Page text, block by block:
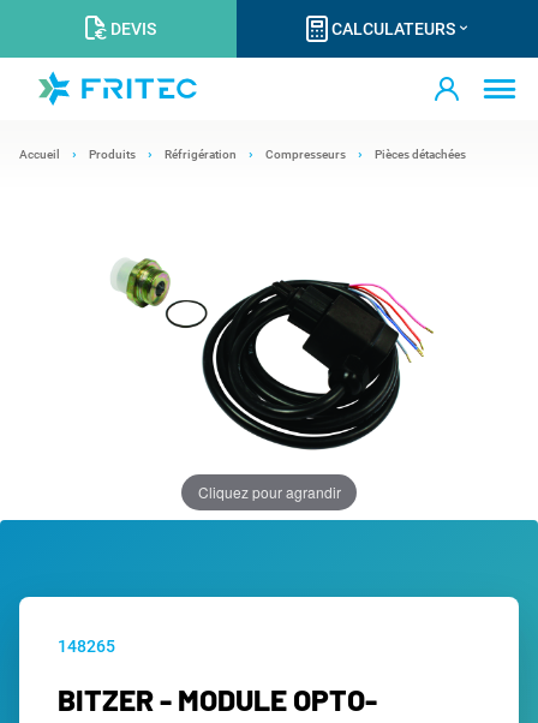
DEVIS CALCULATEURS
Accueil Produits Réfrigération Compresseurs Pièces détachées
Cliquez pour agrandir
148265
BITZER - MODULE OPTO-